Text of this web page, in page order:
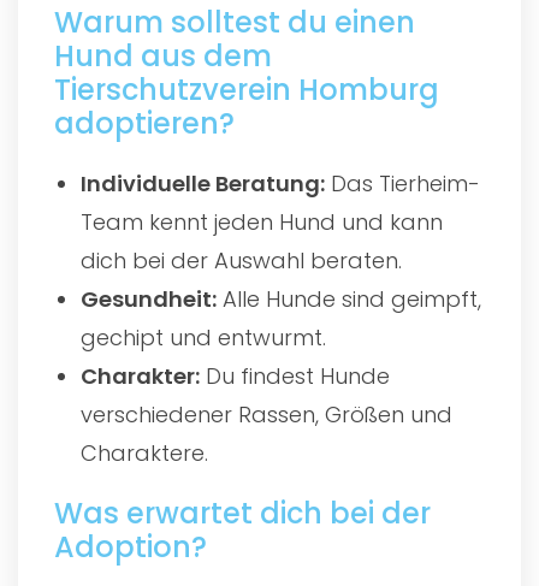
Warum solltest du einen
Hund aus dem
Tierschutzverein Homburg
adoptieren?
Individuelle Beratung: Das Tierheim-
Team kennt jeden Hund und kann
dich bei der Auswahl beraten.
Gesundheit: Alle Hunde sind geimpft,
gechipt und entwurmt.
Charakter: Du findest Hunde
verschiedener Rassen, Größen und
Charaktere.
Was erwartet dich bei der
Adoption?